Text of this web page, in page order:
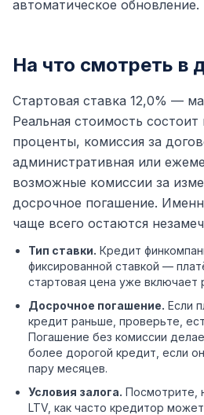
автоматическое обновление.
На что смотреть в
Стартовая ставка 12,0% —
Реальная стоимость состоит
проценты, комиссия за
административная или
возможные комиссии за
досрочное погашение.
чаще всего остаются
Тип ставки. Кредит
фиксированной ставкой —
стартовая цена уже включает
Досрочное погашение. Если
кредит раньше, проверьте,
Погашение без комиссии
более дорогой кредит, если
пару месяцев.
Условия залога. Посмотрите,
LTV, как часто кредитор